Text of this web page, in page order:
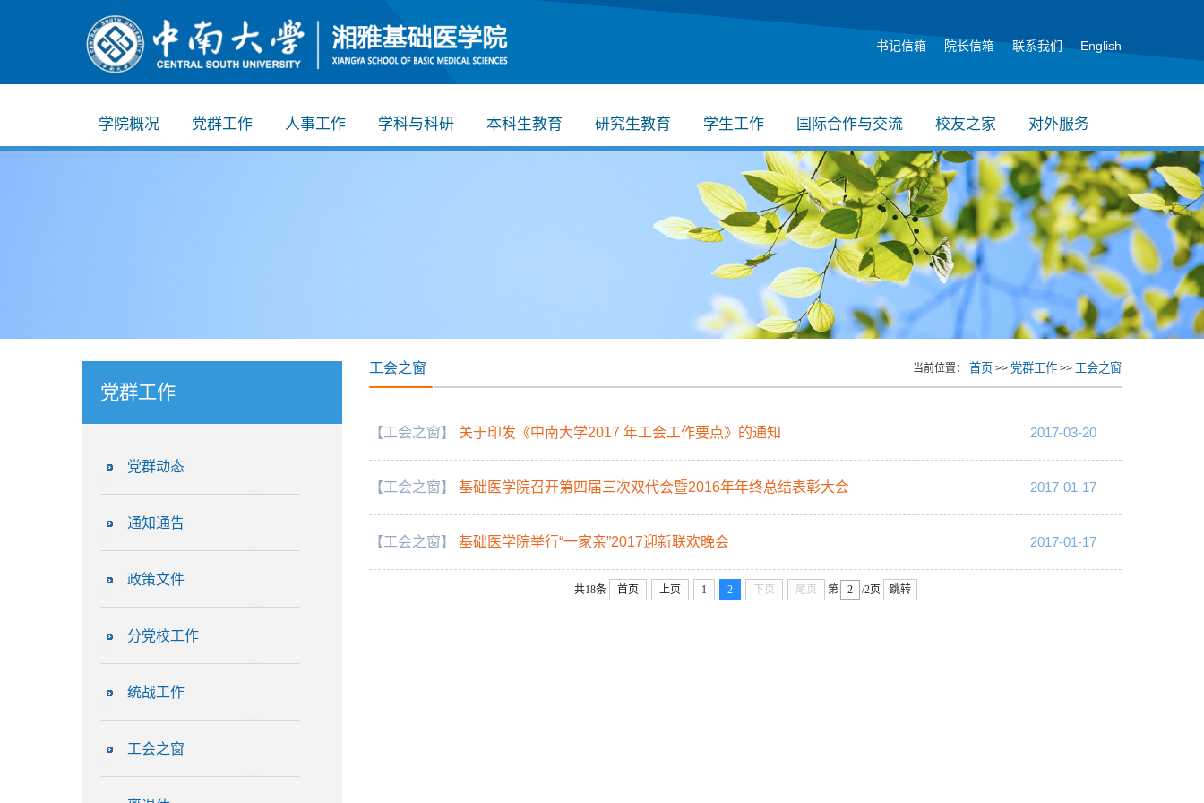
书记信箱 院长信箱 联系我们 English
学院概况 党群工作 人事工作 学科与科研 本科生教育 研究生教育 学生工作 国际合作与交流 校友之家 对外服务
党群工作
党群动态
通知通告
政策文件
分党校工作
统战工作
工会之窗
工会之窗 当前位置： 首页 >> 党群工作 >> 工会之窗
【工会之窗】 关于印发《中南大学2017 年工会工作要点》的通知 2017-03-20
【工会之窗】 基础医学院召开第四届三次双代会暨2016年年终总结表彰大会 2017-01-17
【工会之窗】 基础医学院举行“一家亲”2017迎新联欢晚会 2017-01-17
共18条 首页 上页 1 2 下页 尾页 第 /2页 跳转